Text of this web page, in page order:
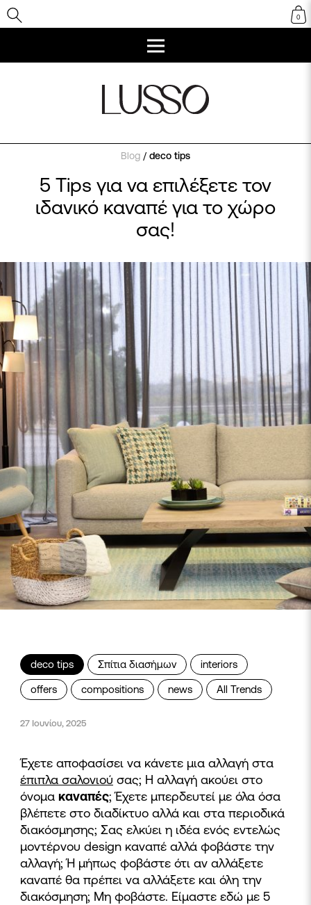
0
Blog / deco tips
5 Tips για να επιλέξετε τον
ιδανικό καναπέ για το χώρο
σας!
27 Ιουνίου, 2025
deco tips Σπίτια διασήμων interiors
offers compositions news All Trends
Έχετε αποφασίσει να κάνετε μια αλλαγή στα
έπιπλα σαλονιού σας; Η αλλαγή ακούει στο
όνομα καναπές; Έχετε μπερδευτεί με όλα όσα
βλέπετε στο διαδίκτυο αλλά και στα περιοδικά
διακόσμησης; Σας ελκύει η ιδέα ενός εντελώς
μοντέρνου design καναπέ αλλά φοβάστε την
αλλαγή; Ή μήπως φοβάστε ότι αν αλλάξετε
καναπέ θα πρέπει να αλλάξετε και όλη την
διακόσμηση; Μη φοβάστε. Είμαστε εδώ με 5